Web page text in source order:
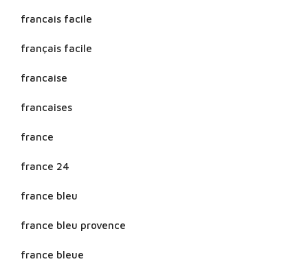
francais facile
français facile
francaise
francaises
france
france 24
france bleu
france bleu provence
france bleue